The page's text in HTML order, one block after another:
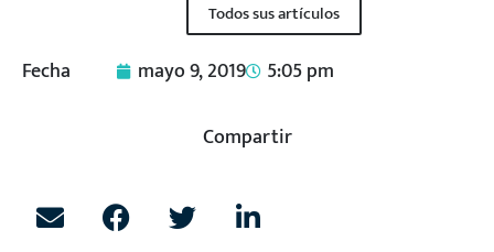
Todos sus artículos
Fecha mayo 9, 2019 5:05 pm
Compartir